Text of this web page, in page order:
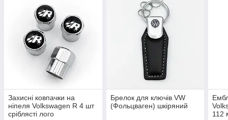
Захисні ковпачки на
ніпеля Volkswagen R 4 шт
сріблясті лого
Брелок для ключів VW
(Фольцваген) шкіряний
112